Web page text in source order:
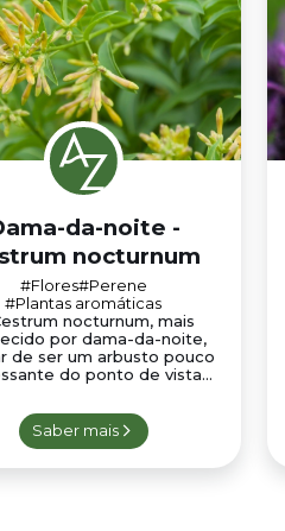
da-noite -
nocturnum
#Flores#Perene
#Plantas aromáticas
nocturnum, mais
por dama-da-noite,
de ser um arbusto pouco
do ponto de vista...
Saber mais